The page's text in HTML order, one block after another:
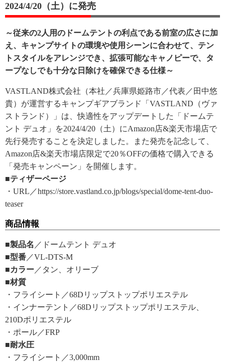
2024/4/20（土）に発売
～従来の2人用のドームテントの利点である前室の広さに加
え、キャンプサイトの環境や使用シーンに合わせて、テン
トスタイルをアレンジでき、拡張可能なキャノピーで、タ
ープなしでも十分な日除けを確保できる仕様～
VASTLAND株式会社（本社／兵庫県姫路市／代表／田中悠
貴）が運営するキャンプギアブランド「VASTLAND（ヴァ
ストランド）」は、快適性をアップデートした「ドームテ
ント デュオ」を2024/4/20（土）にAmazon店&楽天市場店で
先行発売することを決定しました。また発売を記念して、
Amazon店&楽天市場店限定で20％OFFの価格で購入できる
「発売キャンペーン」を開催します。
■ティザーページ
・URL／https://store.vastland.co.jp/blogs/special/dome-tent-duo-
teaser
商品情報
■製品名 ／ドームテント デュオ
■型番 ／VL-DTS-M
■カラー ／タン、オリーブ
■材質
・フライシート／68Dリップストップポリエステル
・インナーテント／68Dリップストップポリエステル、
210Dポリエステル
・ポール／FRP
■耐水圧
・フライシート／3,000mm